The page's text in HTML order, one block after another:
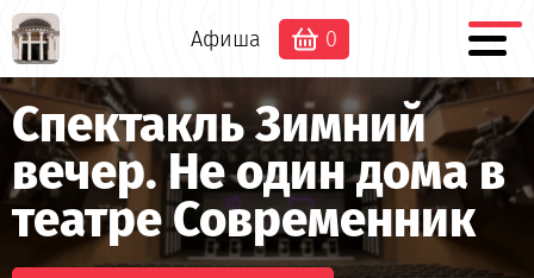
Афиша 0
Спектакль Зимний
вечер. Не один дома в
театре Современник